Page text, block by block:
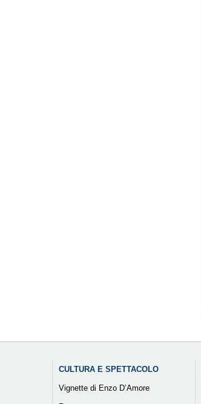
CULTURA E SPETTACOLO
Vignette di Enzo D’Amore